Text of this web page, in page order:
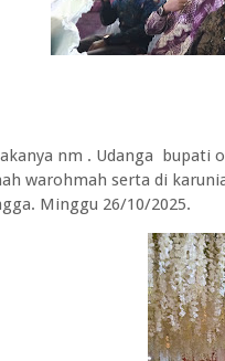
nm . Udanga
warohmah serta di
Minggu 26/10/2025.